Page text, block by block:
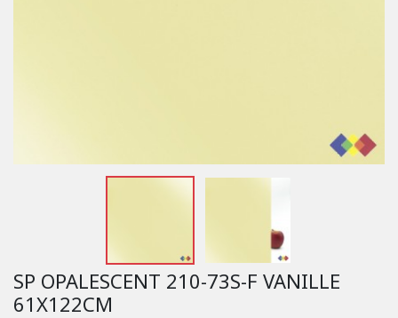
SP OPALESCENT 210-73S-F VANILLE
61X122CM